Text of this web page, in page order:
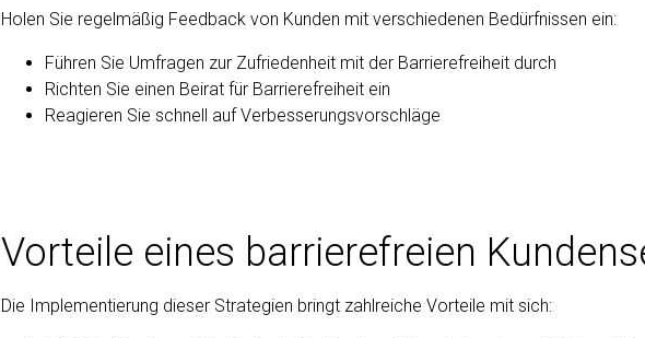
Holen Sie regelmäßig Feedback von Kunden mit verschiedenen Bedürfnissen ein:
Führen Sie Umfragen zur Zufriedenheit mit der Barrierefreiheit durch
Richten Sie einen Beirat für Barrierefreiheit ein
Reagieren Sie schnell auf Verbesserungsvorschläge
Vorteile eines barrierefreien
Die Implementierung dieser Strategien bringt zahlreiche Vorteile mit sich: